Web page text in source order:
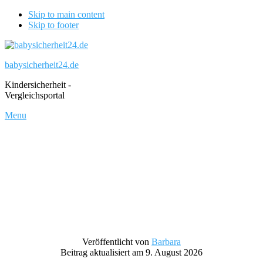
Skip to main content
Skip to footer
babysicherheit24.de
Kindersicherheit -
Vergleichsportal
Menu
Veröffentlicht von Barbara
Beitrag aktualisiert am 9. August 2026